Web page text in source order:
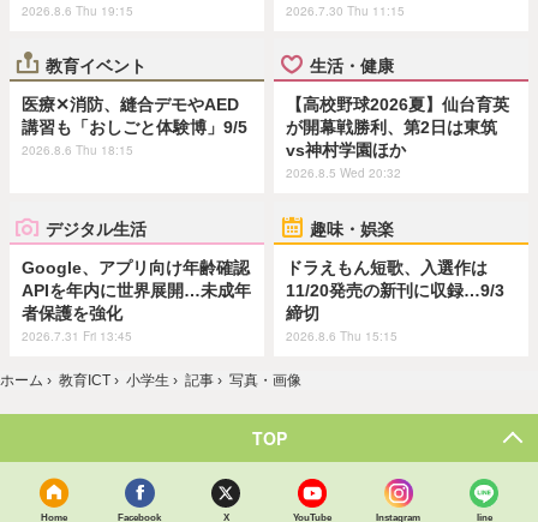
2026.8.6 Thu 19:15 2026.7.30 Thu 11:15
教育イベント
医療✕消防、縫合デモやAED
講習も「おしごと体験博」9/5
2026.8.6 Thu 18:15
生活・健康
【高校野球2026夏】仙台育英
が開幕戦勝利、第2日は東筑
vs神村学園ほか
2026.8.5 Wed 20:32
デジタル生活
Google、アプリ向け年齢確認
APIを年内に世界展開…未成年
者保護を強化
2026.7.31 Fri 13:45
趣味・娯楽
ドラえもん短歌、入選作は
11/20発売の新刊に収録…9/3
締切
2026.8.6 Thu 15:15
ホーム › 教育ICT › 小学生 › 記事 › 写真・画像
TOP
Home Facebook X YouTube Instagram line